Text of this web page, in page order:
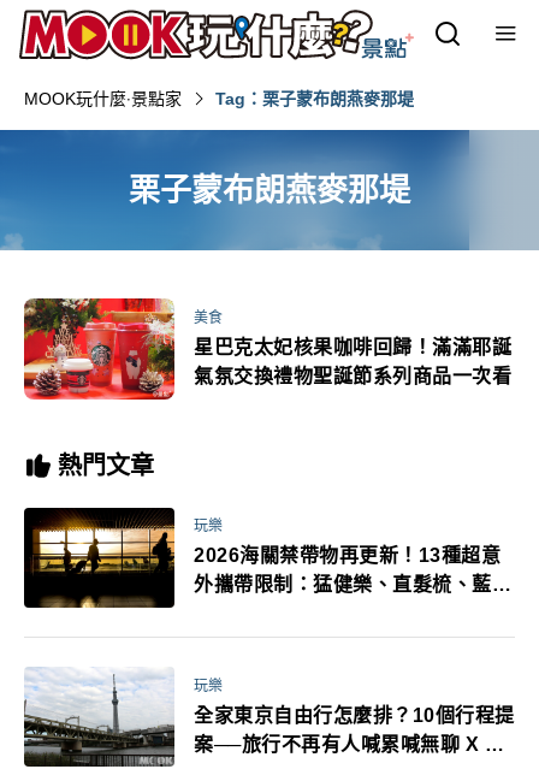
MOOK玩什麼‧景點家 Tag：栗子蒙布朗燕麥那堤
栗子蒙布朗燕麥那堤
美食
星巴克太妃核果咖啡回歸！滿滿耶誕
氣氛交換禮物聖誕節系列商品一次看
熱門文章
玩樂
2026海關禁帶物再更新！13種超意
外攜帶限制：猛健樂、直髮梳、藍牙
萬！注意事項一次看！
玩樂
全家東京自由行怎麼排？10個行程提
案──旅行不再有人喊累喊無聊 X 爸